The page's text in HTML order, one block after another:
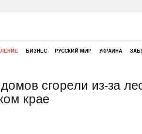
БИЗНЕС РУССКИЙ МИР УКРАИНА